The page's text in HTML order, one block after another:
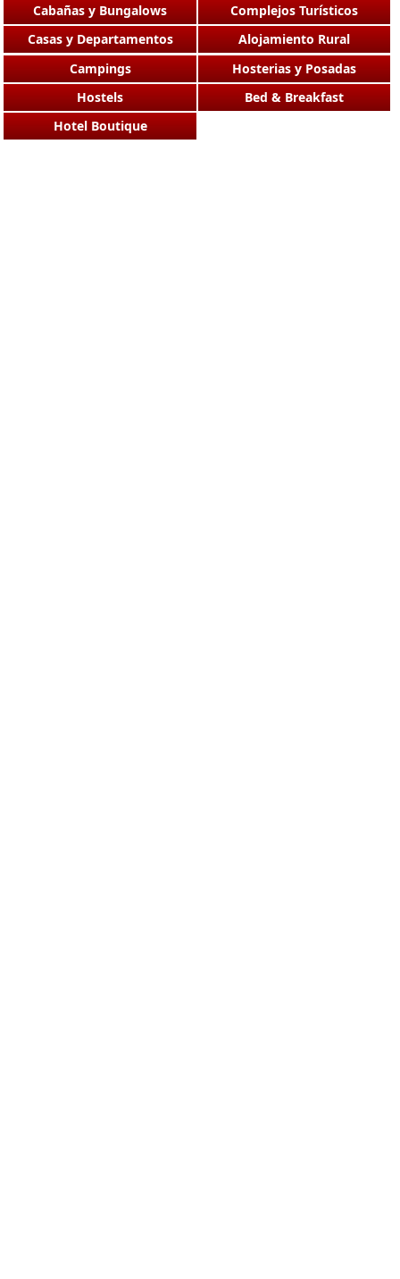
Cabañas y Bungalows
Complejos Turísticos
Casas y Departamentos
Alojamiento Rural
Campings
Hosterias y Posadas
Hostels
Bed & Breakfast
Hotel Boutique